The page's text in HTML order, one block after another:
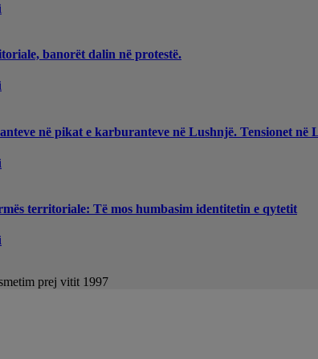
banorët dalin në protestë.
në pikat e karburanteve në Lushnjë. Tensionet në
territoriale: Të mos humbasim identitetin e qytetit
prej vitit 1997